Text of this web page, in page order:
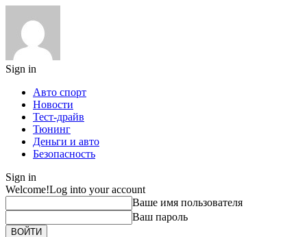
Sign in
Авто спорт
Новости
Тест-драйв
Тюнинг
Деньги и авто
Безопасность
Sign in
Welcome!Log into your account
Ваше имя пользователя
Ваш пароль